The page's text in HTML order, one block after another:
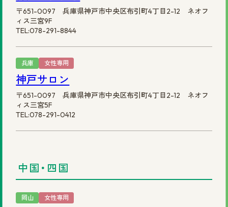
〒651-0097 兵庫県神戸市中央区布引町4丁目2-12 ネオフ
ィス三宮9F
TEL:078-291-8844
兵庫 女性専用
神戸サロン
〒651-0097 兵庫県神戸市中央区布引町4丁目2-12 ネオフ
ィス三宮5F
TEL:078-291-0412
中国・四国
岡山 女性専用